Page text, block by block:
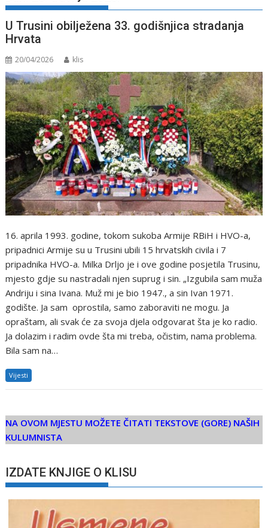
U Trusini obilježena 33. godišnjica stradanja
Hrvata
20/04/2026 klis
16. aprila 1993. godine, tokom sukoba Armije RBiH i HVO-a,
pripadnici Armije su u Trusini ubili 15 hrvatskih civila i 7
pripadnika HVO-a. Milka Drljo je i ove godine posjetila Trusinu,
mjesto gdje su nastradali njen suprug i sin. „Izgubila sam muža
Andriju i sina Ivana. Muž mi je bio 1947., a sin Ivan 1971.
godište. Ja sam oprostila, samo zaboraviti ne mogu. Ja
opraštam, ali svak će za svoja djela odgovarat šta je ko radio.
Ja dolazim i radim ovde šta mi treba, očistim, nama problema.
Bila sam na…
Vijesti
NA OVOM MJESTU MOŽETE ČITATI TEKSTOVE (GORE) NAŠIH
KULUMNISTA
IZDATE KNJIGE O KLISU